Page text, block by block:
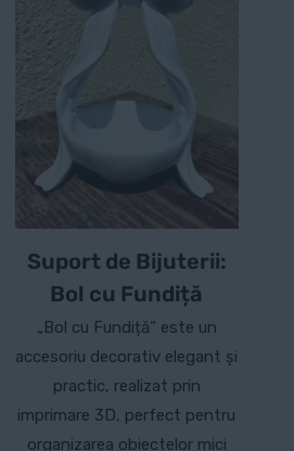
Opțiunile
fi
pagina
Suport de Bijuterii:
Bol cu Fundiță
„Bol cu Fundiță” este un
accesoriu decorativ elegant și
practic, realizat prin
imprimare 3D, perfect pentru
organizarea obiectelor mici